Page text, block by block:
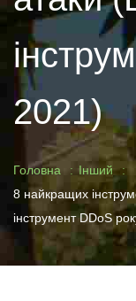
2021)
Головна
Інший
8 найкращих
інструмент DDoS